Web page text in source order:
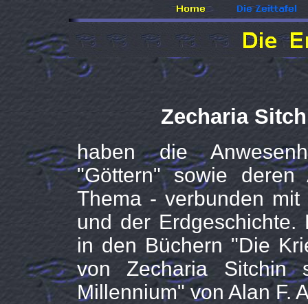
Zecharia
haben die
"Göttern" sowie
Thema - verbunden
und der
in den Büchern "Die
von Zecharia
Millennium" von Alan F.